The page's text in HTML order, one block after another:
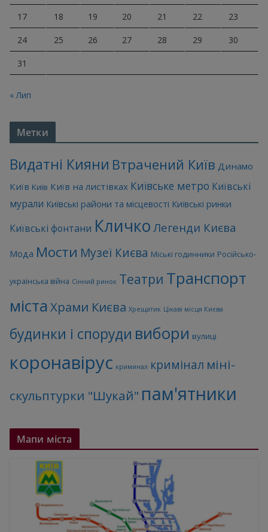
17 18 19 20 21 22 23
24 25 26 27 28 29 30
31
« Лип
Метки
Видатні Кияни Втрачений Київ Динамо
Київ Київ Київ на листівках Київське метро Київські
мурали Київські райони та місцевості Київські ринки
Київські фонтани Кличко Легенди Києва
Мода Мости Музеї Києва Міські годинники Російсько-
українська війна Сінний ринок Театри Транспорт
міста Храми Києва Хрещатик Цікаві місця Києва
будинки і споруди вибори вулиці
коронавірус криминал кримінал міні-
скульптурки "Шукай" пам'ятники
Мапи міста